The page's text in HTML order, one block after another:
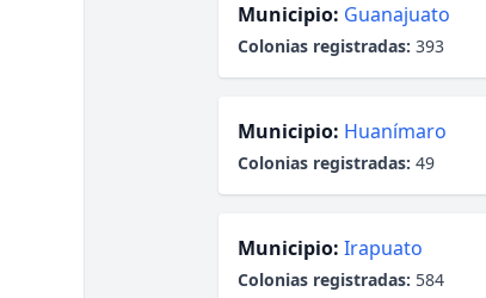
Municipio: Guanajuato
Colonias registradas: 393
Municipio: Huanímaro
Colonias registradas: 49
Municipio: Irapuato
Colonias registradas: 584